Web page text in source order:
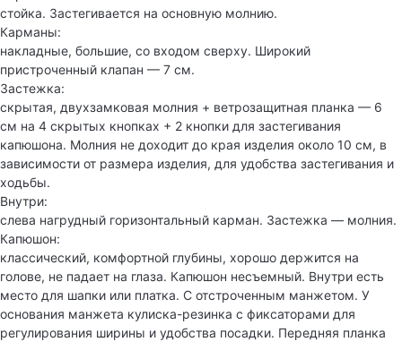
стойка. Застегивается на основную молнию.
Карманы:
накладные, большие, со входом сверху. Широкий
пристроченный клапан — 7 см.
Застежка:
скрытая, двухзамковая молния + ветрозащитная планка — 6
см на 4 скрытых кнопках + 2 кнопки для застегивания
капюшона. Молния не доходит до края изделия около 10 см, в
зависимости от размера изделия, для удобства застегивания и
ходьбы.
Внутри:
слева нагрудный горизонтальный карман. Застежка — молния.
Капюшон:
классический, комфортной глубины, хорошо держится на
голове, не падает на глаза. Капюшон несъемный. Внутри есть
место для шапки или платка. С отстроченным манжетом. У
основания манжета кулиска-резинка с фиксаторами для
регулирования ширины и удобства посадки. Передняя планка